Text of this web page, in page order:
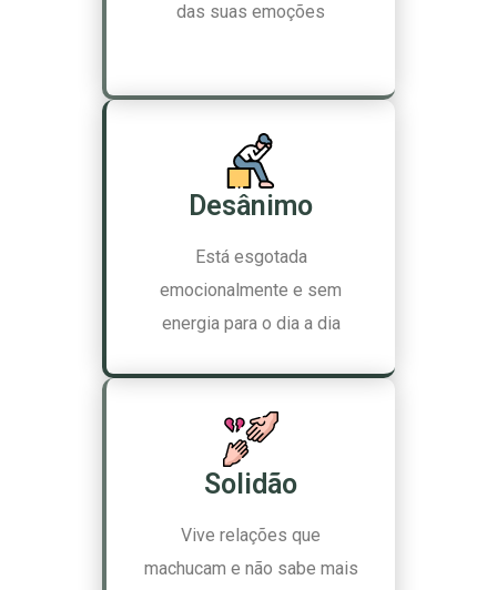
das suas emoções
Desânimo
Está esgotada
emocionalmente e sem
energia para o dia a dia
Solidão
Vive relações que
machucam e não sabe mais